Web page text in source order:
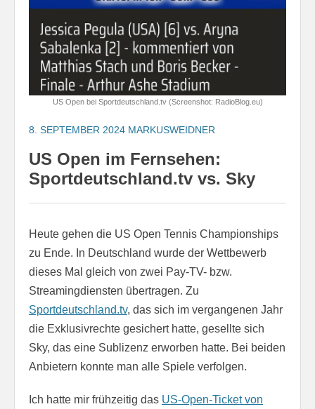
US Open bei Sportdeutschland.tv (Screenshot: RadioBlog.eu)
8. SEPTEMBER 2024 MARKUSWEIDNER
US Open im Fernsehen:
Sportdeutschland.tv vs. Sky
Heute gehen die US Open Tennis Championships
zu Ende. In Deutschland wurde der Wettbewerb
dieses Mal gleich von zwei Pay-TV- bzw.
Streamingdiensten übertragen. Zu
Sportdeutschland.tv, das sich im vergangenen Jahr
die Exklusivrechte gesichert hatte, gesellte sich
Sky, das eine Sublizenz erworben hatte. Bei beiden
Anbietern konnte man alle Spiele verfolgen.
Ich hatte mir frühzeitig das US-Open-Ticket von